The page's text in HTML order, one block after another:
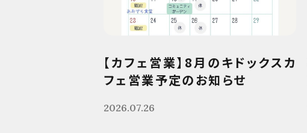
【カフェ営業】8月のキドックスカ
フェ営業予定のお知らせ
2026.07.26